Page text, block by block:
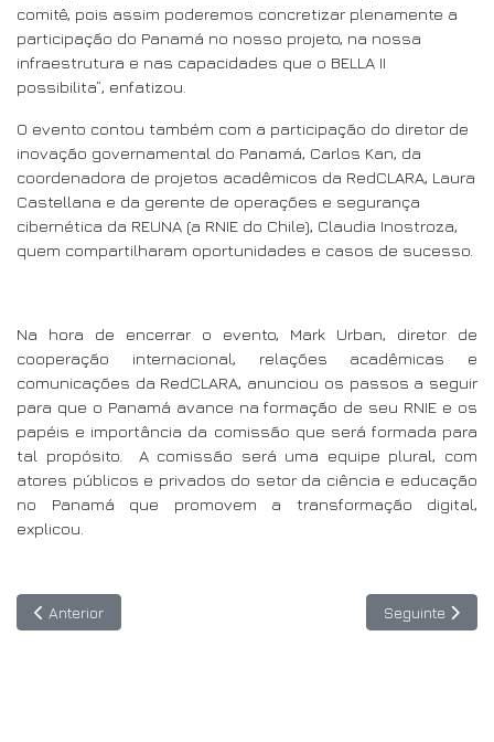
comitê, pois assim poderemos concretizar plenamente a
participação do Panamá no nosso projeto, na nossa
infraestrutura e nas capacidades que o BELLA II
possibilita”, enfatizou.
O evento contou também com a participação do diretor de
inovação governamental do Panamá, Carlos Kan, da
coordenadora de projetos acadêmicos da RedCLARA, Laura
Castellana e da gerente de operações e segurança
cibernética da REUNA (a RNIE do Chile), Claudia Inostroza,
quem compartilharam oportunidades e casos de sucesso.
Na hora de encerrar o evento, Mark Urban, diretor de
cooperação internacional, relações acadêmicas e
comunicações da RedCLARA, anunciou os passos a seguir
para que o Panamá avance na formação de seu RNIE e os
papéis e importância da comissão que será formada para
tal propósito. A comissão será uma equipe plural, com
atores públicos e privados do setor da ciência e educação
no Panamá que promovem a transformação digital,
explicou.
Artigo anterior: 11 de junho: Não perca a sessão sobre
Anterior Artigo
Seguinte